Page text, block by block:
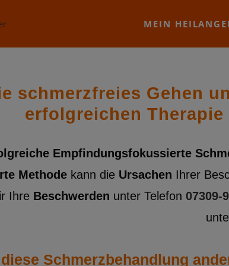
MEIN
schmerzfreies Gehen
erfolgreichen
Empfindungsfokussierte
Methodekann die Ursachen Ihrer
Ihre Beschwerden unter Telefon 07309-
Schmerzbehandlung